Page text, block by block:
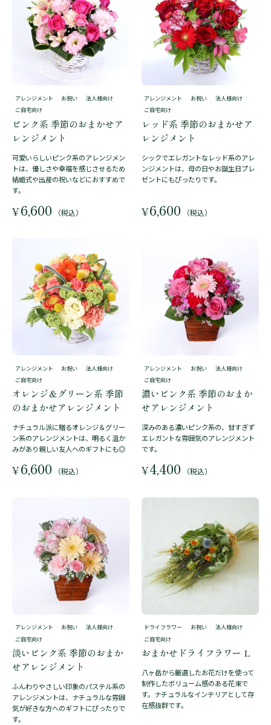
アレンジメント お祝い
法人様向け
ご自宅向け
ピンク系 季節のおまかせア
レンジメント
可愛いらしいピンク系のアレンジメン
トは、優しさや幸福を感じさせるため
結婚式や出産の祝いなどにおすすめで
す。
¥6,600 （税込）
アレンジメント お祝い
法人様向け
ご自宅向け
レッド系 季節のおまかせア
レンジメント
シックでエレガントなレッド系のアレ
ンジメントは、母の日やお誕生日プレ
ゼントにもぴったりです。
¥6,600 （税込）
アレンジメント お祝い
法人様向け
ご自宅向け
オレンジ＆グリーン系 季節
のおまかせアレンジメント
ナチュラル派に贈るオレンジ＆グリー
ン系のアレンジメントは、明るく温か
みがあり親しい友人へのギフトにも◎
¥6,600 （税込）
アレンジメント お祝い
法人様向け
ご自宅向け
濃いピンク系 季節のおまか
せアレンジメント
深みのある濃いピンク系の、甘すぎず
エレガントな雰囲気のアレンジメント
です。
¥4,400 （税込）
アレンジメント お祝い
法人様向け
ご自宅向け
淡いピンク系 季節のおまか
せアレンジメント
ふんわりやさしい印象のパステル系の
アレンジメントは、ナチュラルな雰囲
気が好きな方へのギフトにぴったりで
す。
ドライフラワー お祝い
法人様向け
ご自宅向け
おまかせドライフラワー L
八ヶ岳から厳選したお花だけを使って
制作したボリューム感のある花束で
す。ナチュラルなインテリアとして存
在感抜群です。